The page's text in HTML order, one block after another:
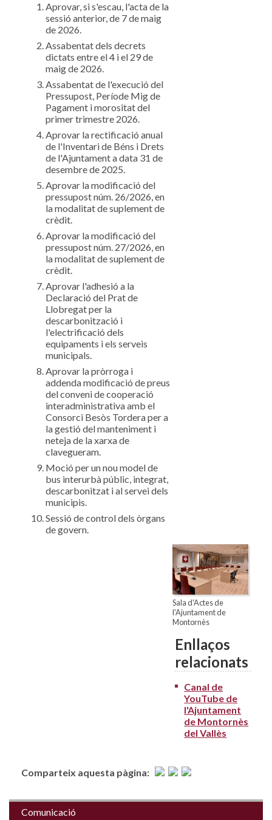
Aprovar, si s'escau, l'acta de la
sessió anterior, de 7 de maig
de 2026.
Assabentat dels decrets
dictats entre el 4 i el 29 de
maig de 2026.
Assabentat de l'execució del
Pressupost, Període Mig de
Pagament i morositat del
primer trimestre 2026.
Aprovar la rectificació anual
de l'Inventari de Béns i Drets
de l'Ajuntament a data 31 de
desembre de 2025.
Aprovar la modificació del
pressupost núm. 26/2026, en
la modalitat de suplement de
crèdit.
Aprovar la modificació del
pressupost núm. 27/2026, en
la modalitat de suplement de
crèdit.
Aprovar l'adhesió a la
Declaració del Prat de
Llobregat per la
descarbonització i
l'electrificació dels
equipaments i els serveis
municipals.
Aprovar la pròrroga i
addenda modificació de preus
del conveni de cooperació
interadministrativa amb el
Consorci Besòs Tordera per a
la gestió del manteniment i
neteja de la xarxa de
clavegueram.
Moció per un nou model de
bus interurbà públic, integrat,
descarbonitzat i al servei dels
municipis.
Sessió de control dels òrgans
de govern.
Sala d'Actes de
l'Ajuntament de
Montornès
Enllaços
relacionats
Canal de
YouTube de
l'Ajuntament
de Montornès
del Vallès
Comparteix aquesta pàgina:
Comunicació